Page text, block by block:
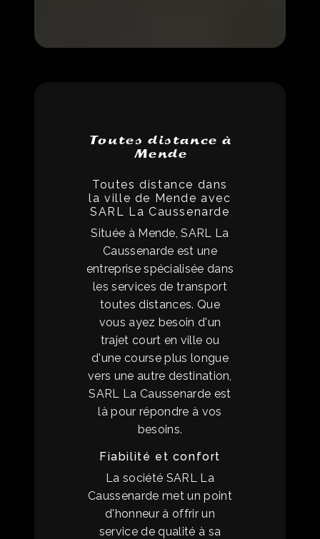
Toutes distance à
Mende
Toutes distance dans
la ville de Mende avec
SARL La Caussenarde
Située à Mende, SARL La
Caussenarde est une
entreprise spécialisée dans
les services de transport
toutes distances. Que
vous ayez besoin d'un
trajet court en ville ou
d'une course plus longue
vers une autre destination,
SARL La Caussenarde est
là pour répondre à vos
besoins.
Fiabilité et confort
La société SARL La
Caussenarde met un point
d'honneur à offrir un
service de qualité à sa